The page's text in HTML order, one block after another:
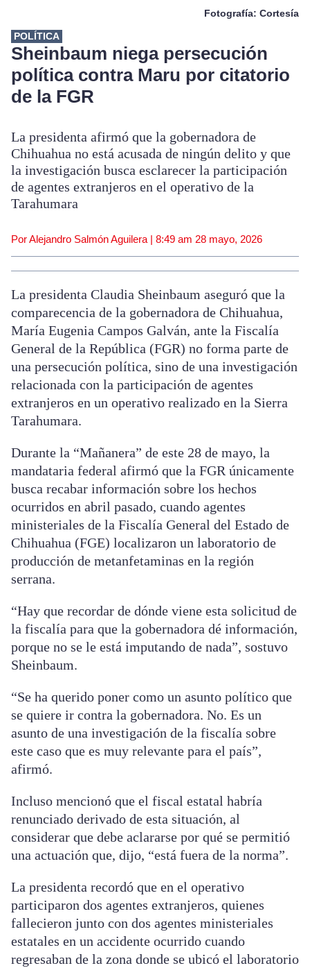
Fotografía: Cortesía
POLÍTICA
Sheinbaum niega persecución
política contra Maru por citatorio
de la FGR
La presidenta afirmó que la gobernadora de
Chihuahua no está acusada de ningún delito y que
la investigación busca esclarecer la participación
de agentes extranjeros en el operativo de la
Tarahumara
Por Alejandro Salmón Aguilera | 8:49 am 28 mayo, 2026
La presidenta Claudia Sheinbaum aseguró que la
comparecencia de la gobernadora de Chihuahua,
María Eugenia Campos Galván, ante la Fiscalía
General de la República (FGR) no forma parte de
una persecución política, sino de una investigación
relacionada con la participación de agentes
extranjeros en un operativo realizado en la Sierra
Tarahumara.
Durante la “Mañanera” de este 28 de mayo, la
mandataria federal afirmó que la FGR únicamente
busca recabar información sobre los hechos
ocurridos en abril pasado, cuando agentes
ministeriales de la Fiscalía General del Estado de
Chihuahua (FGE) localizaron un laboratorio de
producción de metanfetaminas en la región
serrana.
“Hay que recordar de dónde viene esta solicitud de
la fiscalía para que la gobernadora dé información,
porque no se le está imputando de nada”, sostuvo
Sheinbaum.
“Se ha querido poner como un asunto político que
se quiere ir contra la gobernadora. No. Es un
asunto de una investigación de la fiscalía sobre
este caso que es muy relevante para el país”,
afirmó.
Incluso mencionó que el fiscal estatal habría
renunciado derivado de esta situación, al
considerar que debe aclararse por qué se permitió
una actuación que, dijo, “está fuera de la norma”.
La presidenta recordó que en el operativo
participaron dos agentes extranjeros, quienes
fallecieron junto con dos agentes ministeriales
estatales en un accidente ocurrido cuando
regresaban de la zona donde se ubicó el laboratorio